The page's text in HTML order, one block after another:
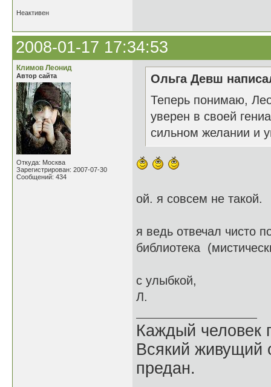
Неактивен
2008-01-17 17:34:53
Климов Леонид
Автор сайта
Откуда: Москва
Зарегистрирован: 2007-07-30
Сообщений: 434
Ольга Девш
Теперь понимаю,
уверен в своей
сильном желании и
ой. я совсем не такой.
я ведь отвечал чисто
библиотека
с улыбкой,
Л.
Каждый человек
Всякий живущий
предан.